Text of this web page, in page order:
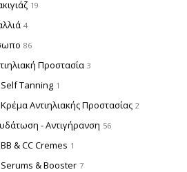
19
4
86
Προστασία 3
Self Tanning 1
Κρέμα Αντιηλιακής Προστασίας 2
- Αντιγήρανση 56
BB & CC Cremes 1
Serums & Booster 7